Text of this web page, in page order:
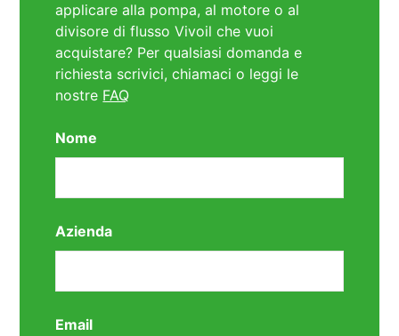
applicare alla pompa, al motore o al
divisore di flusso Vivoil che vuoi
acquistare? Per qualsiasi domanda e
richiesta scrivici, chiamaci o leggi le
nostre FAQ
Nome
Azienda
Email